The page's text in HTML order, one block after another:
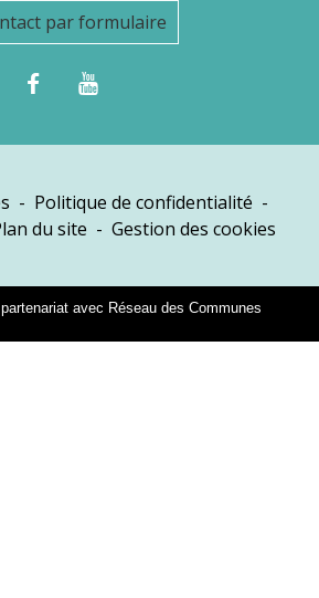
par formulaire
- Politique de confidentialité -
du site - Gestion des cookies
avec Réseau des Communes